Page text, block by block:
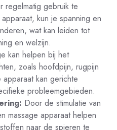
regelmatig gebruik te
kun je spanning en
wat kan leiden tot
en welzijn.
kan helpen bij het
zoals hoofdpijn, rugpijn
kan gerichte
probleemgebieden.
Door de stimulatie van
massage apparaat helpen
naar de spieren te